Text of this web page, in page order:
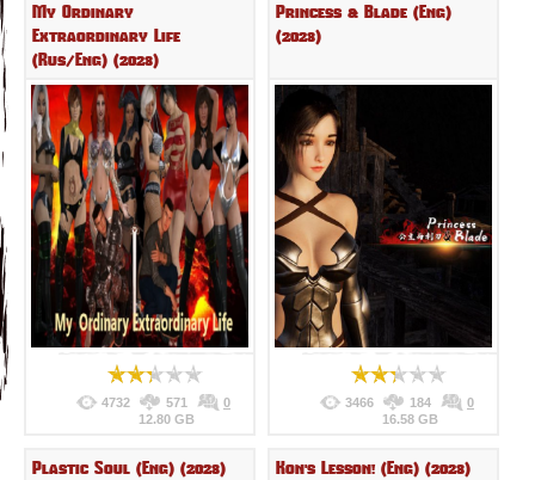
My Ordinary
Extraordinary Life
(Rus/Eng) (2023)
4732 571
0
12.80 GB
Princess & Blade (Eng)
(2023)
3466 184
0
16.58 GB
Plastic Soul (Eng) (2023) Kon's Lesson! (Eng) (2023)